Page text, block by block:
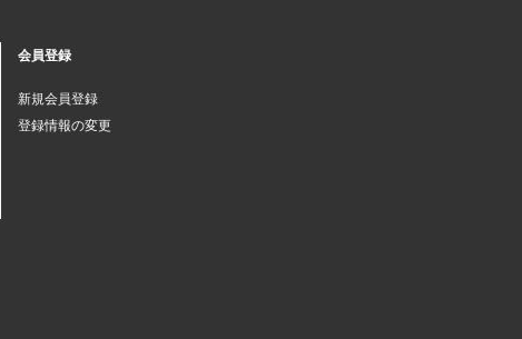
会員登録
新規会員登録
登録情報の変更